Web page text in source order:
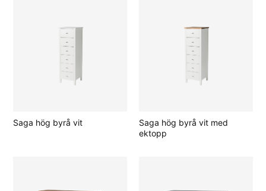
Saga hög byrå vit
Saga hög byrå vit med
ektopp